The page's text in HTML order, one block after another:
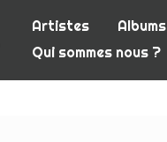
Artistes Albums
Qui sommes nous ?